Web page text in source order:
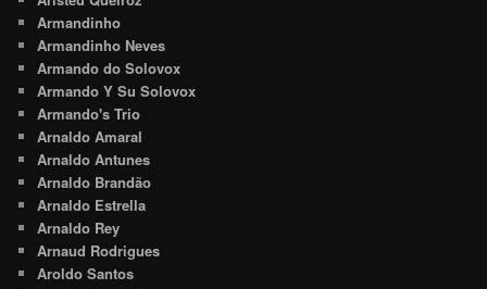
Armandinho
Armandinho Neves
Armando do Solovox
Armando Y Su Solovox
Armando's Trio
Arnaldo Amaral
Arnaldo Antunes
Arnaldo Brandão
Arnaldo Estrella
Arnaldo Rey
Arnaud Rodrigues
Aroldo Santos